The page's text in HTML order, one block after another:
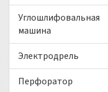
Углошлифовальная
машина
Электродрель
Перфоратор